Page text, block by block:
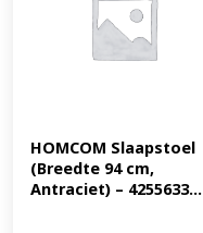
HOMCOM Slaapstoel
(Breedte 94 cm,
Antraciet) – 4255633...